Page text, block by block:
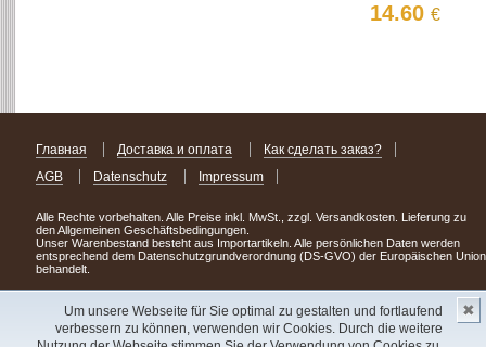
Um unsere Webseite für Sie optimal zu gestalten und fortlaufend
verbessern zu können, verwenden wir Cookies. Durch die weitere
✖
14.60€
Главная Доставка и оплата
Как сделать заказ?
AGB
Datenschutz Impressum
Alle Rechte vorbehalten. Alle Preise inkl. MwSt., zzgl. Versandkosten. Lieferung zu
den Allgemeinen Geschäftsbedingungen.
Unser Warenbestand besteht aus Importartikeln. Alle persönlichen Daten werden
entsprechend dem Datenschutzgrundverordnung (DS-GVO) der Europäischen Union
behandelt.
Сделав заказ сегодня, уже через день или два Вы можете стать обладателем
НОВИНКИ из Германии! Удачного поиска!
Copyright 2003 - 2023 © Express-Kniga